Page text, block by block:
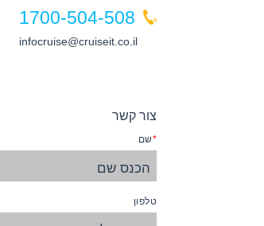
1700-504-508
infocruise@cruiseit.co.il
צור קשר
שם
טלפון